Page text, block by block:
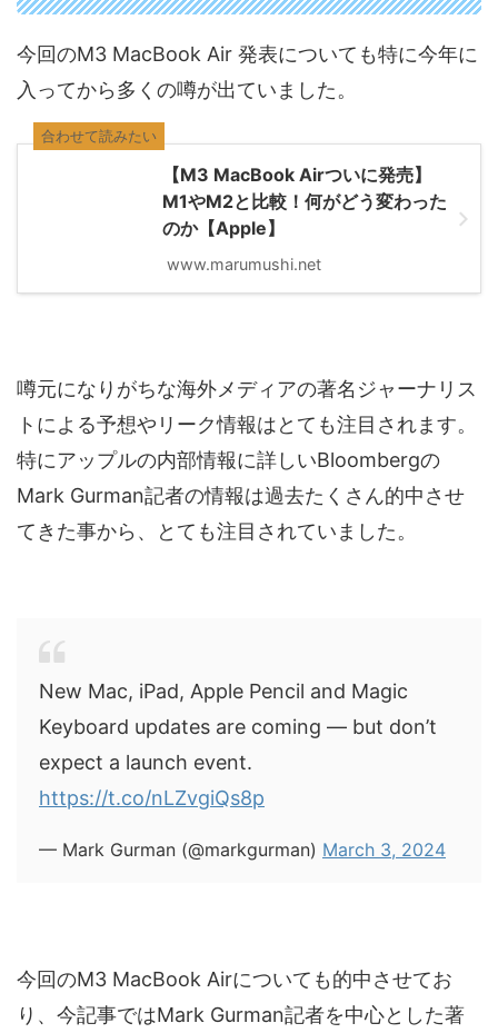
今回のM3 MacBook Air 発表についても特に今年に
入ってから多くの噂が出ていました。
【M3 MacBook Airついに発売】
M1やM2と比較！何がどう変わった
のか【Apple】
www.marumushi.net
合わせて読みたい
噂元になりがちな海外メディアの著名ジャーナリス
トによる予想やリーク情報はとても注目されます。
特にアップルの内部情報に詳しいBloombergの
Mark Gurman記者の情報は過去たくさん的中させ
てきた事から、とても注目されていました。
New Mac, iPad, Apple Pencil and Magic
Keyboard updates are coming — but don’t
expect a launch event.
https://t.co/nLZvgiQs8p
— Mark Gurman (@markgurman) March 3, 2024
今回のM3 MacBook Airについても的中させてお
り、今記事ではMark Gurman記者を中心とした著